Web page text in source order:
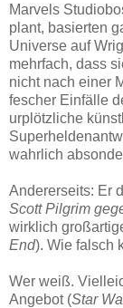
Marvels
plant, basierten
Universe auf
mehrfach, dass
nicht nach einer
fescher Einfälle
urplötzliche
wahrlich
Andererseits: Er
Scott Pilgrim
wirklich
End). Wie falsch
Wer weiß.
Angebot (Star